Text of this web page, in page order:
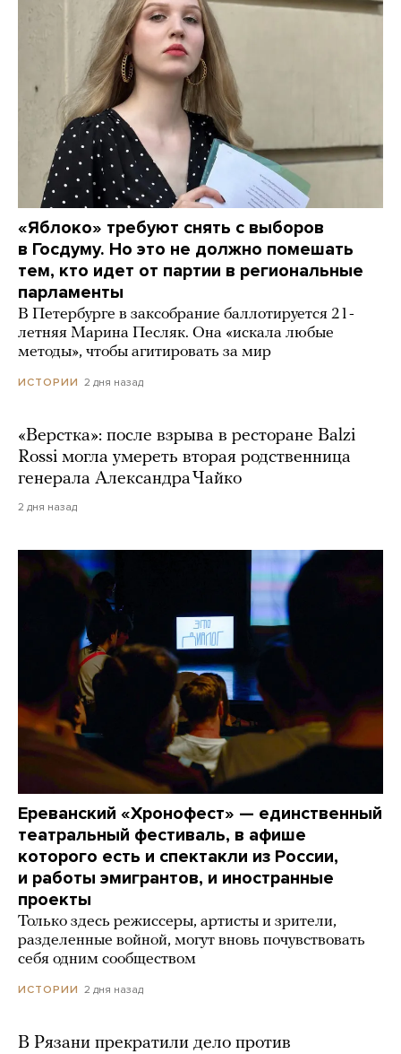
«Яблоко» требуют снять с выборов
в Госдуму. Но это не должно помешать
тем, кто идет от партии в региональные
парламенты
В Петербурге в заксобрание баллотируется 21-
летняя Марина Песляк. Она «искала любые
методы», чтобы агитировать за мир
ИСТОРИИ 2 дня назад
«Верстка»: после взрыва в ресторане Balzi
Rossi могла умереть вторая родственница
генерала Александра Чайко
2 дня назад
Ереванский «Хронофест» — единственный
театральный фестиваль, в афише
которого есть и спектакли из России,
и работы эмигрантов, и иностранные
проекты
Только здесь режиссеры, артисты и зрители,
разделенные войной, могут вновь почувствовать
себя одним сообществом
ИСТОРИИ 2 дня назад
В Рязани прекратили дело против